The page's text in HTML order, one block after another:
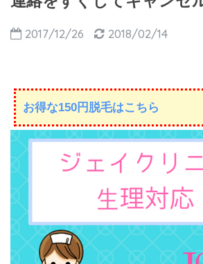
2017/12/26 2018/02/14
お得な150円脱毛はこちら